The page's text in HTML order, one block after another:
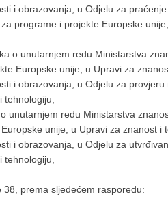
i obrazovanja, u Odjelu za
programe i projekte Europske
o unutarnjem redu Ministarstva
Europske unije, u Upravi za
i obrazovanja, u Odjelu za
unutarnjem redu Ministarstva
unije, u Upravi za znanost i
i obrazovanja, u Odjelu za
38, prema sljedećem rasporedu: